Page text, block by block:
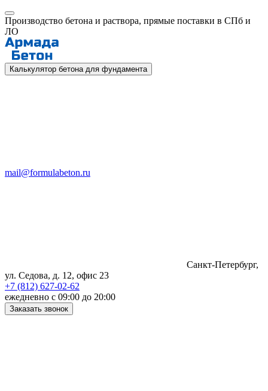
Производство бетона и раствора, прямые поставки в СПб и
ЛО
Калькулятор бетона для фундамента
mail@formulabeton.ru
Санкт-Петербург,
ул. Седова, д. 12, офис 23
+7 (812) 627-02-62
ежедневно с 09:00 до 20:00
Заказать звонок